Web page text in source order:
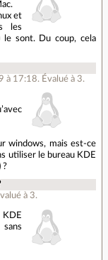
et
les
le sont. Du coup, cela
à 17:18. Évalué à 3.
windows, mais est-ce
utiliser le bureau KDE
?
à 3.
KDE